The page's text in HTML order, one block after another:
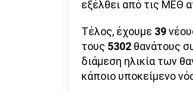
εξέλθει από τις ΜΕΘ
Τέλος, έχουμε 39
τους 5302 θανάτους
διάμεση ηλικία των
κάποιο υποκείμενο